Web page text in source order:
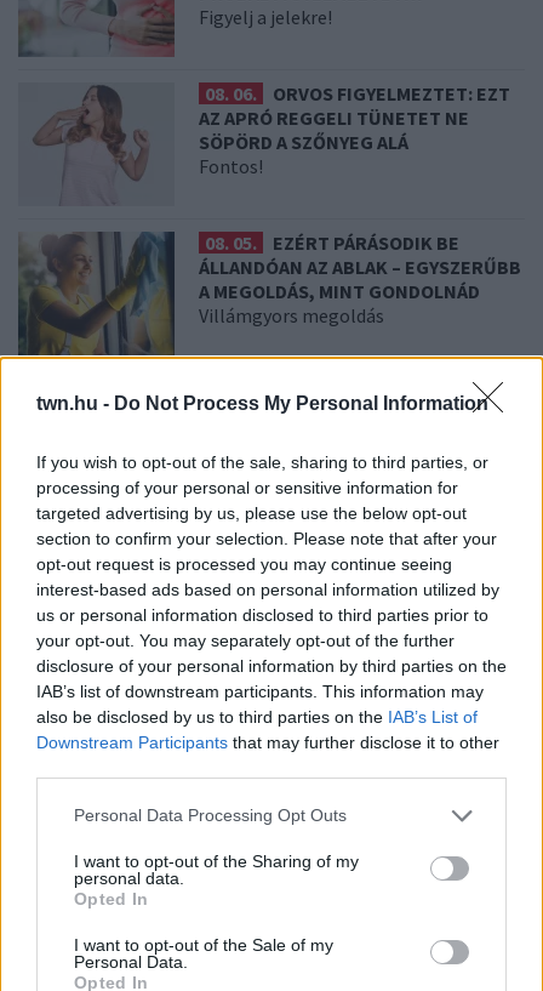
twn.hu - Do Not Process My Personal Information
If you wish to opt-out of the sale, sharing to third parties, or
processing of your personal or sensitive information for
targeted advertising by us, please use the below opt-out
section to confirm your selection. Please note that after your
opt-out request is processed you may continue seeing
interest-based ads based on personal information utilized by
us or personal information disclosed to third parties prior to
your opt-out. You may separately opt-out of the further
disclosure of your personal information by third parties on the
IAB’s list of downstream participants. This information may
also be disclosed by us to third parties on the IAB’s List of
Downstream Participants that may further disclose it to other
Please note that this website/app uses one or more Google
not limited to your visit or usage behaviour. You may click to
grant or deny consent to Google and its third-party tags to
use your data for below specified purposes in below Google
consent section.
Personal Data Processing Opt Outs
I want to opt-out of the Sharing of my
personal data.
Opted In
I want to opt-out of the Sale of my
Personal Data.
Opted In
Figyelj a jelekre!
08. 06.
ORVOS FIGYELMEZTET: EZT
AZ APRÓ REGGELI TÜNETET NE
SÖPÖRD A SZŐNYEG ALÁ
Fontos!
08. 05.
EZÉRT PÁRÁSODIK BE
ÁLLANDÓAN AZ ABLAK – EGYSZERŰBB
A MEGOLDÁS, MINT GONDOLNÁD
Villámgyors megoldás
08. 04.
NEM ECETTEL ÉS NEM SZÓDABIKARBÓNÁVAL:
08. 03.
HA MINDIG EZT A MONDATOT HASZNÁLOD, AZ
RENDKÍVÜL MAGAS ÉRZELMI INTELLIGENCIÁRA UTALHAT
Te szoktad?
08. 02.
SOKAN ROSSZUL TÁROLJÁK A GYÓGYSZEREIKET –
EMIATT CSÖKKENHET A HATÁSUK
Érdemes odafigyelni rá
08. 01.
EGYRE TÖBB FIATALNÁL JELENTKEZIK EZ A
VITAMINHIÁNY – ILYEN JELEKRE FIGYELJ
Erre figyelj!
24 óra